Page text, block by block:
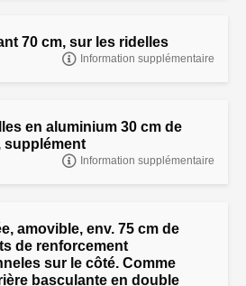
70 cm, sur les ridelles
Information supplémentaire
en aluminium 30 cm de
supplément
Information supplémentaire
amovible, env. 75 cm de
de renforcement
sur le côté. Comme
basculante en double